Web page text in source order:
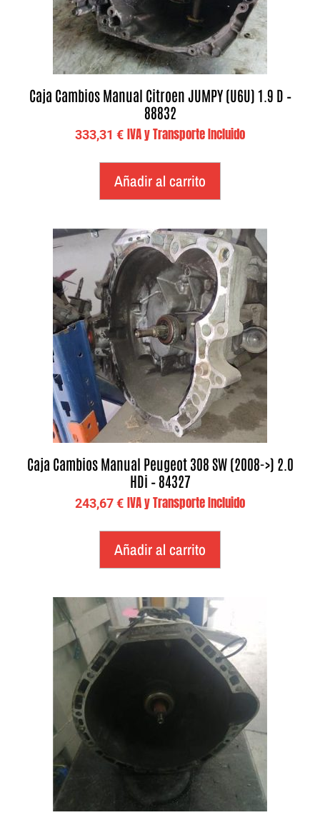
Caja Cambios Manual Citroen JUMPY (U6U) 1.9 D –
88832
333,31 € IVA y Transporte Incluido
Añadir al carrito
Caja Cambios Manual Peugeot 308 SW (2008->) 2.0
HDi – 84327
243,67€ IVA y Transporte Incluido
Añadir al carrito